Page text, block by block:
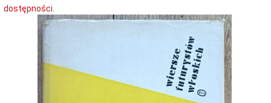
dostępności.